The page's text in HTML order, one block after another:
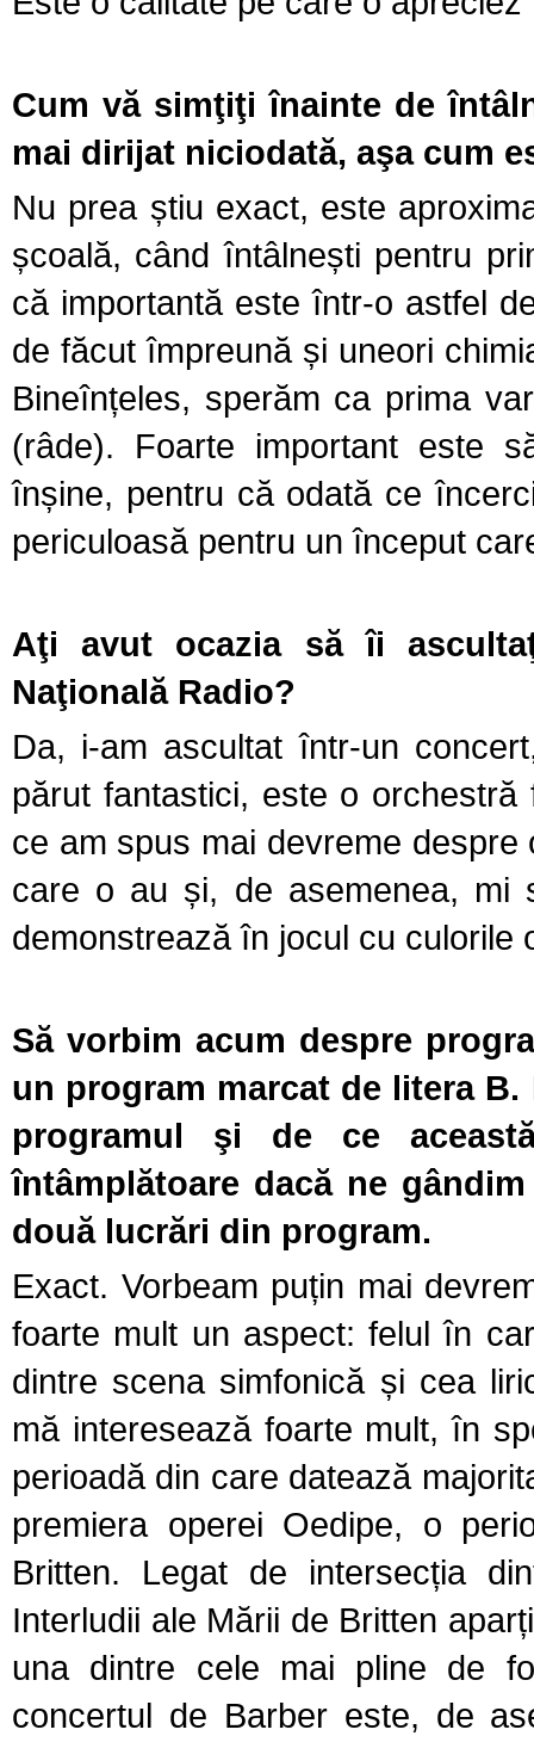
Cum vă simţiţi înainte de
mai dirijat niciodată, aşa cum
Nu prea știu exact, este
școală, când întâlnești pentru
că importantă este într-o astfel
de făcut împreună și uneori
Bineînțeles, sperăm ca prima
(râde). Foarte important este
înșine, pentru că odată ce
periculoasă pentru un început
Aţi avut ocazia să îi
Naţională Radio?
Da, i-am ascultat într-un
părut fantastici, este o
ce am spus mai devreme
care o au și, de asemenea, mi
demonstrează în jocul cu culorile
Să vorbim acum despre
un program marcat de litera
programul şi de ce
întâmplătoare dacă ne
două lucrări din program.
Exact. Vorbeam puțin mai
foarte mult un aspect: felul în
dintre scena simfonică și cea
mă interesează foarte mult, în
perioadă din care datează
premiera operei Oedipe, o
Britten. Legat de intersecția
Interludii ale Mării de Britten
una dintre cele mai pline de
concertul de Barber este, de